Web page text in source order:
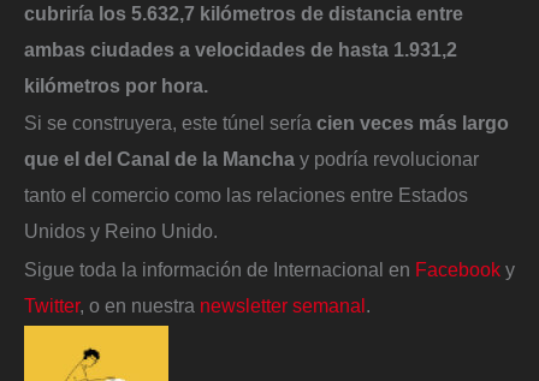
cubriría los 5.632,7 kilómetros de distancia entre
ambas ciudades a velocidades de hasta 1.931,2
kilómetros por hora.
Si se construyera, este túnel sería cien veces más largo
que el del Canal de la Mancha y podría revolucionar
tanto el comercio como las relaciones entre Estados
Unidos y Reino Unido.
Sigue toda la información de Internacional en Facebook y
Twitter, o en nuestra newsletter semanal.